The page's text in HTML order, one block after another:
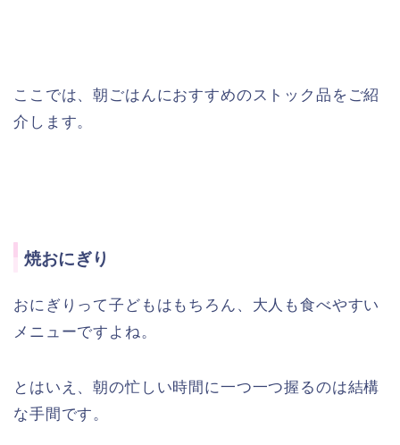
ここでは、朝ごはんにおすすめのストック品をご紹
介します。
焼おにぎり
おにぎりって子どもはもちろん、大人も食べやすい
メニューですよね。
とはいえ、朝の忙しい時間に一つ一つ握るのは結構
な手間です。